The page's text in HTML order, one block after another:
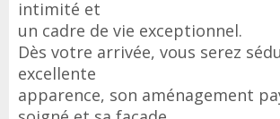
intimité et
un cadre de vie exceptionnel.
Dès votre arrivée, vous serez
excellente
apparence, son aménagement